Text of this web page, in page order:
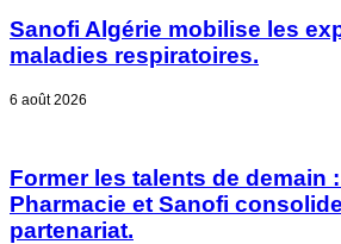
Sanofi Algérie mobilise les
maladies respiratoires.
6 août 2026
Former les talents de demain
Pharmacie et Sanofi
partenariat.